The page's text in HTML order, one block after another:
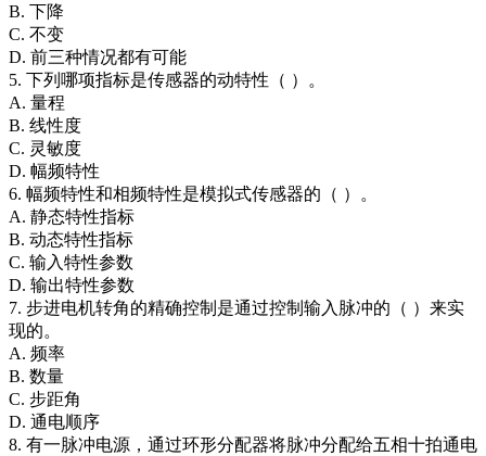
B. 下降
C. 不变
D. 前三种情况都有可能
5. 下列哪项指标是传感器的动特性（ ）。
A. 量程
B. 线性度
C. 灵敏度
D. 幅频特性
6. 幅频特性和相频特性是模拟式传感器的（ ）。
A. 静态特性指标
B. 动态特性指标
C. 输入特性参数
D. 输出特性参数
7. 步进电机转角的精确控制是通过控制输入脉冲的（ ）来实
现的。
A. 频率
B. 数量
C. 步距角
D. 通电顺序
8. 有一脉冲电源，通过环形分配器将脉冲分配给五相十拍通电